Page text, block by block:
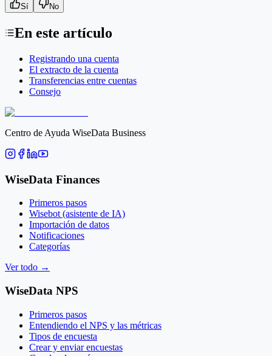
Sí No
En este artículo
Registrando una cuenta
El extracto de la cuenta
Transferencias entre cuentas
Consejo
Centro de Ayuda WiseData Business
WiseData Finances
Primeros pasos
Wisebot (asistente de IA)
Importación de datos
Notificaciones
Categorías
Ver todo →
WiseData NPS
Primeros pasos
Entendiendo el NPS y las métricas
Tipos de encuesta
Crear y enviar encuestas